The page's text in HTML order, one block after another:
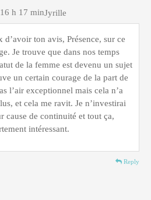
Jyrille
h 17 min
d’avoir ton avis, Présence, sur ce
Je trouve que dans nos temps
de la femme est devenu un sujet
un certain courage de la part de
l’air exceptionnel mais cela n’a
et cela me ravit. Je n’investirai
cause de continuité et tout ça,
intéressant.
Reply